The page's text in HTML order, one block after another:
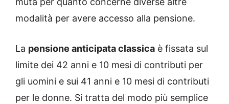
modalità per avere accesso alla pensione.
La pensione anticipata classica è fissata sul
limite dei 42 anni e 10 mesi di contributi per
gli uomini e sui 41 anni e 10 mesi di contributi
per le donne. Si tratta del modo più semplice